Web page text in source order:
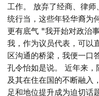
工作。 放弃了经商、律
统行当，这些年轻华裔为
更有底气 "我开始对政治
我，作为议员代表，可以
区沟通的桥梁，我便一口
孔令怡如是说。 近年来，
及其在住在国的不断融入
足和地位提升成为迫切话